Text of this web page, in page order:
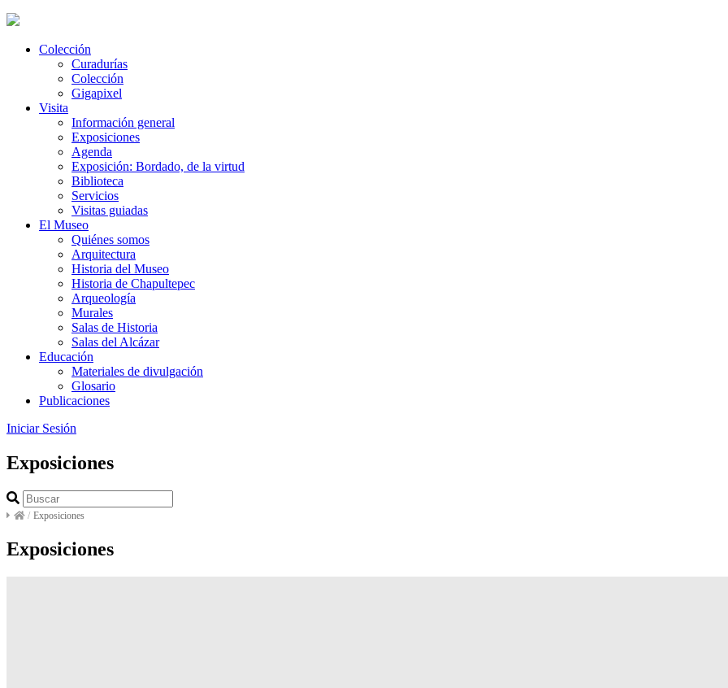
Colección
Curadurías
Colección
Gigapixel
Visita
Información general
Exposiciones
Agenda
Exposición: Bordado, de la virtud
Biblioteca
Servicios
Visitas guiadas
El Museo
Quiénes somos
Arquitectura
Historia del Museo
Historia de Chapultepec
Arqueología
Murales
Salas de Historia
Salas del Alcázar
Educación
Materiales de divulgación
Glosario
Publicaciones
Iniciar Sesión
Exposiciones
/ Exposiciones
Exposiciones